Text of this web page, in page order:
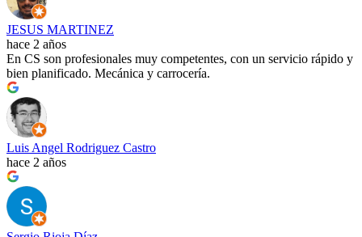
JESUS MARTINEZ
hace 2 años
En CS son profesionales muy competentes, con un servicio rápido y
bien planificado. Mecánica y carrocería.
Luis Angel Rodriguez Castro
hace 2 años